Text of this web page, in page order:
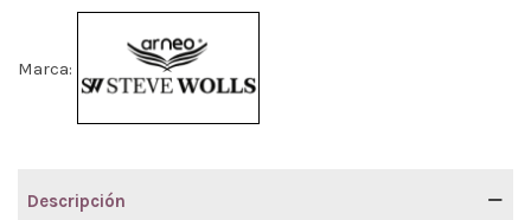
Marca:
Descripción